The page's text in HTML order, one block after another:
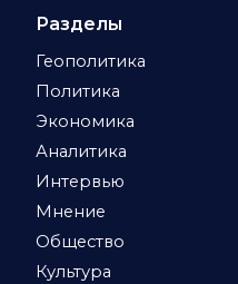
Разделы
Геополитика
Политика
Экономика
Аналитика
Интервью
Мнение
Общество
Культура